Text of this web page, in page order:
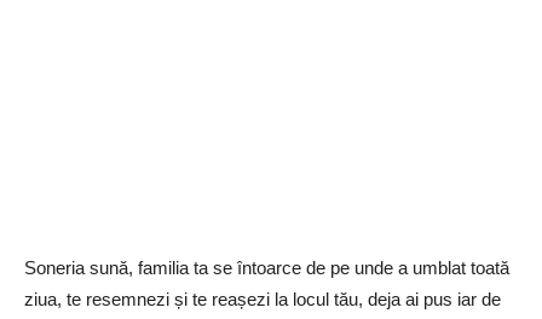
Soneria sună, familia ta se întoarce de pe unde a umblat toată
ziua, te resemnezi și te reașezi la locul tău, deja ai pus iar de